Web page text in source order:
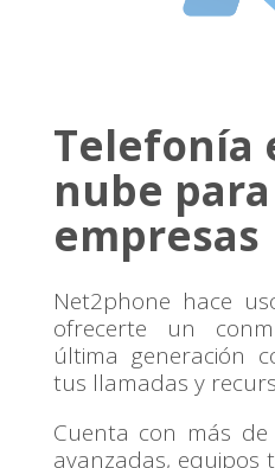
Telefonía
nube para
empresas
Net2phone hace
ofrecerte un
última generación
tus llamadas y
Cuenta con más
avanzadas, equipos